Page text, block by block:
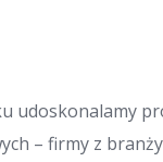
udoskonalamy
– firmy z